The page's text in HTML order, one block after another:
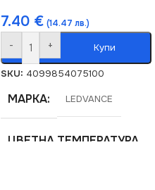
7.40 € (14.47 лв.)
- + Купи
SKU: 4099854075100
МАРКА LEDVANCE
ЦВЕТНА ТЕМПЕРАТУРА